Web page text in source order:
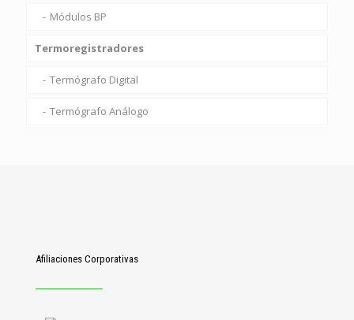
Módulos BP
Termoregistradores
Termógrafo Digital
Termógrafo Análogo
Afiliaciones Corporativas